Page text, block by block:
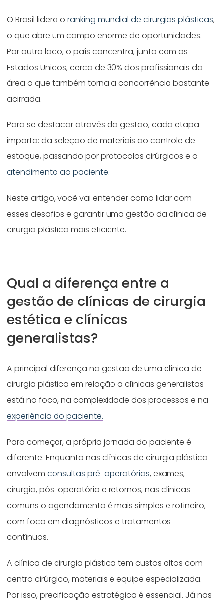
O Brasil lidera oranking mundial de cirurgias plásticas,
o que abre um campo enorme de oportunidades.
Por outro lado, o país concentra, junto com os
Estados Unidos, cerca de 30% dos profissionais da
área o que também torna a concorrência bastante
acirrada.
Para se destacar através da gestão, cada etapa
importa: da seleção de materiais ao controle de
estoque, passando por protocolos cirúrgicos e o
atendimento ao paciente.
Neste artigo, você vai entender como lidar com
esses desafios e garantir uma gestão da clínica de
cirurgia plástica mais eficiente.
Qual a diferença entre a
gestão de clínicas de cirurgia
estética e clínicas
generalistas?
A principal diferença na gestão de uma clínica de
cirurgia plástica em relação a clínicas generalistas
está no foco, na complexidade dos processos e na
experiência do paciente.
Para começar, a própria jornada do paciente é
diferente. Enquanto nas clínicas de cirurgia plástica
envolvemconsultas pré-operatórias, exames,
cirurgia, pós-operatório e retornos, nas clínicas
comuns o agendamento é mais simples e rotineiro,
com foco em diagnósticos e tratamentos
contínuos.
A clínica de cirurgia plástica tem custos altos com
centro cirúrgico, materiais e equipe especializada.
Por isso, precificação estratégica é essencial. Já nas